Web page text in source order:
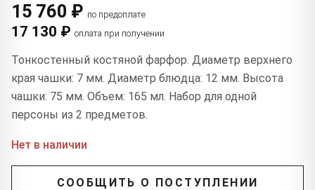
15 760 ₽ по предоплате
17 130 ₽ оплата при получении
Тонкостенный костяной фарфор. Диаметр верхнего
края чашки: 7 мм. Диаметр блюдца: 12 мм. Высота
чашки: 75 мм. Объем: 165 мл. Набор для одной
персоны из 2 предметов.
Нет в наличии
СООБЩИТЬ О ПОСТУПЛЕНИИ